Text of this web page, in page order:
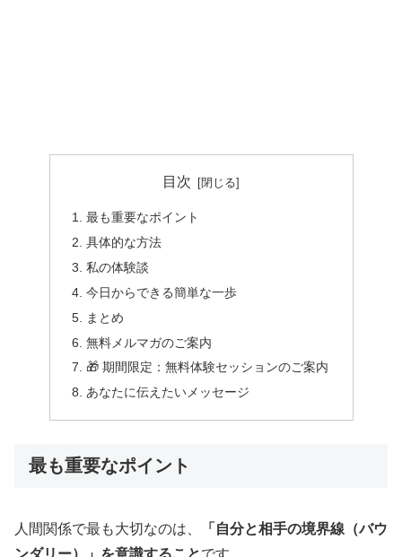
目次
最も重要なポイント
具体的な方法
私の体験談
今日からできる簡単な一歩
まとめ
無料メルマガのご案内
🎁 期間限定：無料体験セッションのご案内
あなたに伝えたいメッセージ
最も重要なポイント
人間関係で最も大切なのは、
「自分と相手の境界線（バウ
ンダリー）」を意識することです。